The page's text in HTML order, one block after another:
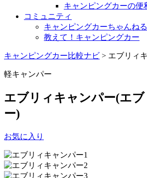
キャンピングカーの便
コミュニティ
キャンピングカーちゃんねる
教えて！キャンピングカー
キャンピングカー比較ナビ > エブリィ
軽キャンパー
エブリィキャンパー(エ
ー)
お気に入り